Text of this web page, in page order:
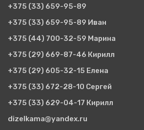
+375 (33) 659-95-89
+375 (33) 659-95-89 Иван
+375 (44) 700-32-59 Марина
+375 (29) 669-87-46 Кирилл
+375 (29) 605-32-15 Елена
+375 (33) 672-28-10 Сергей
+375 (33) 629-04-17 Кирилл
dizelkama@yandex.ru